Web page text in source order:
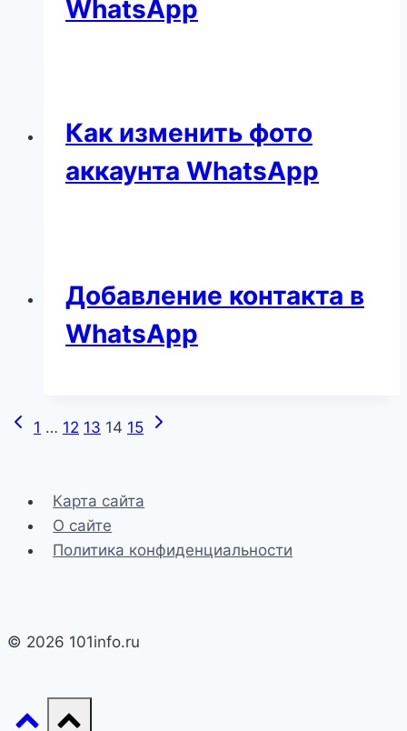
WhatsApp
Как изменить фото
аккаунта WhatsApp
Добавление контакта в
WhatsApp
Навигация
страницам
Предыдущая
1 … 12 13 14 15
Следующая
Карта сайта
О сайте
Политика конфиденциальности
© 2026 101info.ru